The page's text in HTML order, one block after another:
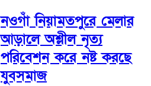
নওগাঁ নিয়ামতপুরে মেলার
আড়ালে অশ্লীল নৃত্য
পরিবেশন করে নষ্ট করছে
যুবসমাজ